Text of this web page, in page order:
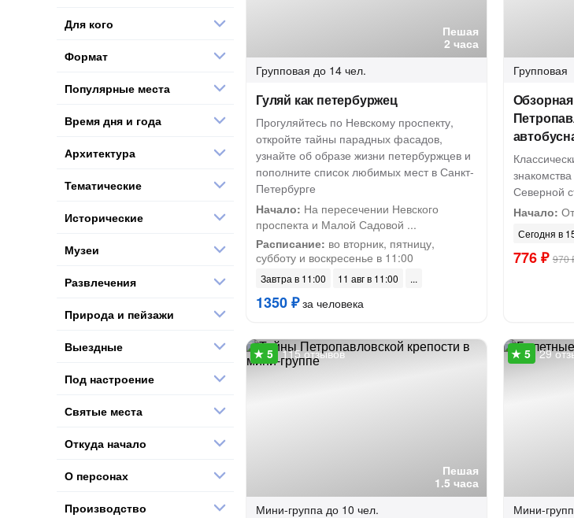
Пешая
2 часа
Групповая до 14 чел.
Гуляй как петербуржец
Прогуляйтесь по Невскому проспекту,
откройте тайны парадных фасадов,
узнайте об образе жизни петербуржцев и
пополните список любимых мест в Санкт-
Петербурге
Начало: На пересечении Невского
проспекта и Малой Садовой ...
Расписание: во вторник, пятницу,
субботу и воскресенье в 11:00
Завтра в 11:00 11 авг в 11:00
1350 ₽за человека
Групповая
Северной
Начало:
Сегодня в
776 ₽ 970
Пешая
1.5 часа
115 отзывов
Мини-группа до 10 чел.
29
Мини-
Для кого
Формат
Популярные места
Время дня и года
Архитектура
Тематические
Исторические
Музеи
Развлечения
Природа и пейзажи
Выездные
Под настроение
Святые места
Откуда начало
О персонах
Производство